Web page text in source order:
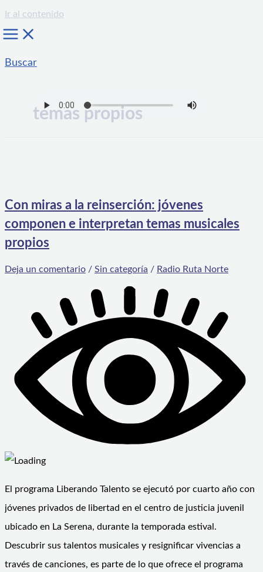
Ir al contenido
Buscar
temas propios
Con miras a la reinserción: jóvenes
componen e interpretan temas musicales
propios
Deja un comentario / Sin categoría / Radio Ruta Norte
El programa Liberando Talento se ejecutó por cuarto año con
jóvenes privados de libertad en el centro de justicia juvenil
ubicado en La Serena, durante la temporada estival.
Descubrir sus talentos musicales y resignificar vivencias a
través de canciones, es parte de lo que ofrece el programa